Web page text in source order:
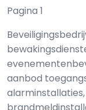
Pagina 1
aanbod